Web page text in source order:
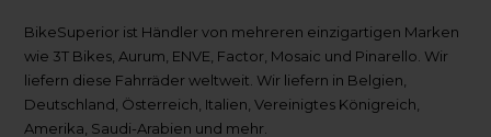
BikeSuperior ist Händler von mehreren einzigartigen Marken
wie 3T Bikes, Aurum, ENVE, Factor, Mosaic und Pinarello. Wir
liefern diese Fahrräder weltweit. Wir liefern in Belgien,
Deutschland, Österreich, Italien, Vereinigtes Königreich,
Amerika, Saudi-Arabien und mehr.